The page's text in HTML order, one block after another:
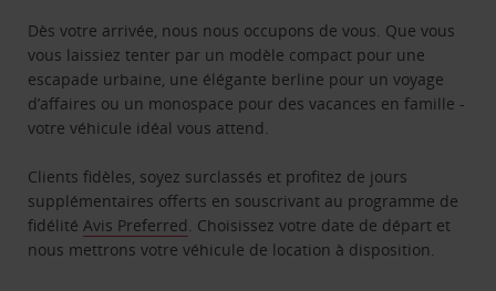
Dès votre arrivée, nous nous occupons de vous. Que vous
vous laissiez tenter par un modèle compact pour une
escapade urbaine, une élégante berline pour un voyage
d’affaires ou un monospace pour des vacances en famille -
votre véhicule idéal vous attend.
Clients fidèles, soyez surclassés et profitez de jours
supplémentaires offerts en souscrivant au programme de
fidélitéAvis Preferred. Choisissez votre date de départ et
nous mettrons votre véhicule de location à disposition.